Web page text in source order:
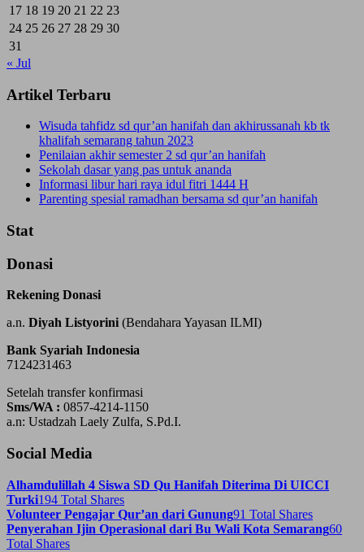
17 18 19 20 21 22 23
24 25 26 27 28 29 30
31
« Jul
Artikel Terbaru
Wisuda tahfidz sd qur’an hanifah dan akhirussanah kb tk
khalifah semarang tahun 2023
Penilaian akhir semester 2 sd qur’an hanifah
Sekolah dasar yang pas untuk ananda
Informasi libur hari raya idul fitri 1444 H
Parenting spesial ramadhan bersama sd qur’an hanifah
Stat
Donasi
Rekening Donasi
a.n. Diyah Listyorini (Bendahara Yayasan ILMI)
Bank Syariah Indonesia
7124231463
Setelah transfer konfirmasi
Sms/WA : 0857-4214-1150
a.n: Ustadzah Laely Zulfa, S.Pd.I.
Social Media
Alhamdulillah 4 Siswa SD Qu Hanifah Diterima Di UICCI
Turki194 Total Shares
Volunteer Pengajar Qur’an dari Gunung91 Total Shares
Penyerahan Ijin Operasional dari Bu Wali Kota Semarang60
Total Shares